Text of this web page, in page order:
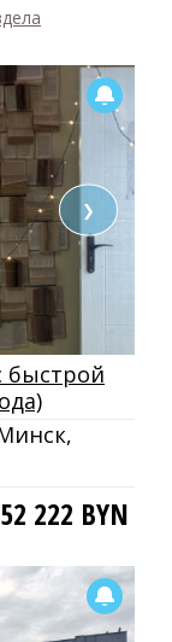
❯
52 222 BYN